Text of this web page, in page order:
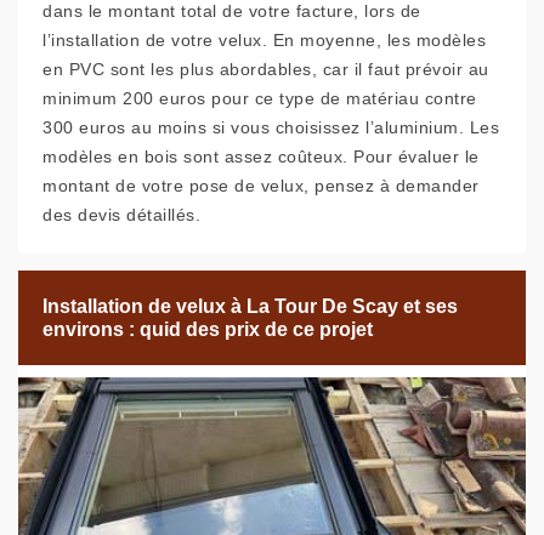
dans le montant total de votre facture, lors de
l’installation de votre velux. En moyenne, les modèles
en PVC sont les plus abordables, car il faut prévoir au
minimum 200 euros pour ce type de matériau contre
300 euros au moins si vous choisissez l’aluminium. Les
modèles en bois sont assez coûteux. Pour évaluer le
montant de votre pose de velux, pensez à demander
des devis détaillés.
Installation de velux à La Tour De Scay et ses
environs : quid des prix de ce projet